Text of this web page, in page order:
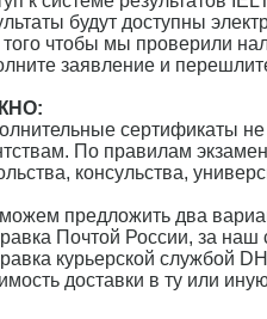
будут доступны
чтобы мы проверили
заявление и
сертификаты
По правилам
консульства,
предложить два
Почтой России, за наш
курьерской службой
доставки в ту или